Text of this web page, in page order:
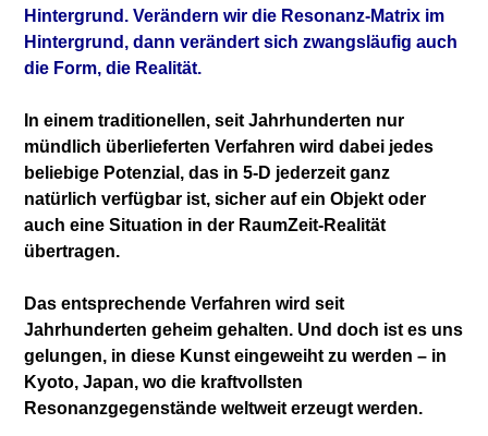
Hintergrund. Verändern wir die Resonanz-Matrix im
Hintergrund, dann verändert sich zwangsläufig auch
die Form, die Realität.
In einem traditionellen, seit Jahrhunderten nur
mündlich überlieferten Verfahren wird dabei jedes
beliebige Potenzial, das in 5-D jederzeit ganz
natürlich verfügbar ist, sicher auf ein Objekt oder
auch eine Situation in der RaumZeit-Realität
übertragen.
Das entsprechende Verfahren wird seit
Jahrhunderten geheim gehalten. Und doch ist es uns
gelungen, in diese Kunst eingeweiht zu werden – in
Kyoto, Japan, wo die kraftvollsten
Resonanzgegenstände weltweit erzeugt werden.